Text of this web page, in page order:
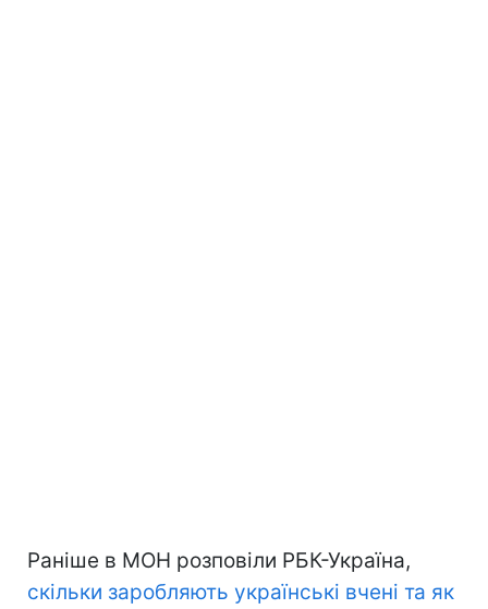
Раніше в МОН розповіли РБК-Україна,
скільки заробляють українські вчені та як